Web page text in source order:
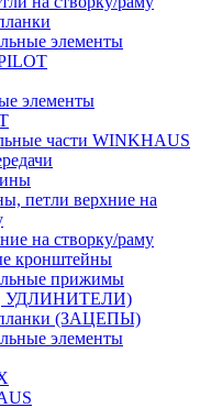
элементы
элементы
части WINKHAUS
петли верхние на
на створку/раму
кронштейны
прижимы
УДЛИНИТЕЛИ)
(ЗАЦЕПЫ)
элементы